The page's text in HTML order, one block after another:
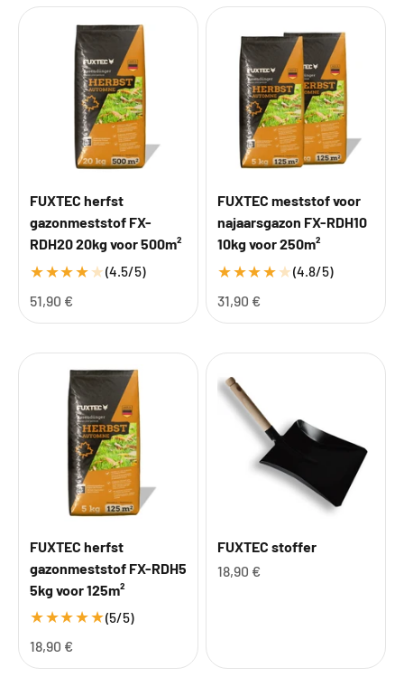
FUXTEC herfst
gazonmeststof FX-
RDH20 20kg voor 500m²
★★★★★(4.5/5)
Aanbiedingsprijs
51,90 €
FUXTEC meststof voor
najaarsgazon FX-RDH10
10kg voor 250m²
★★★★★(4.8/5)
Aanbiedingsprijs
31,90 €
FUXTEC herfst
gazonmeststof FX-RDH5
5kg voor 125m²
★★★★★(5/5)
Aanbiedingsprijs
18,90 €
FUXTEC stoffer
Aanbiedingsprijs
18,90 €